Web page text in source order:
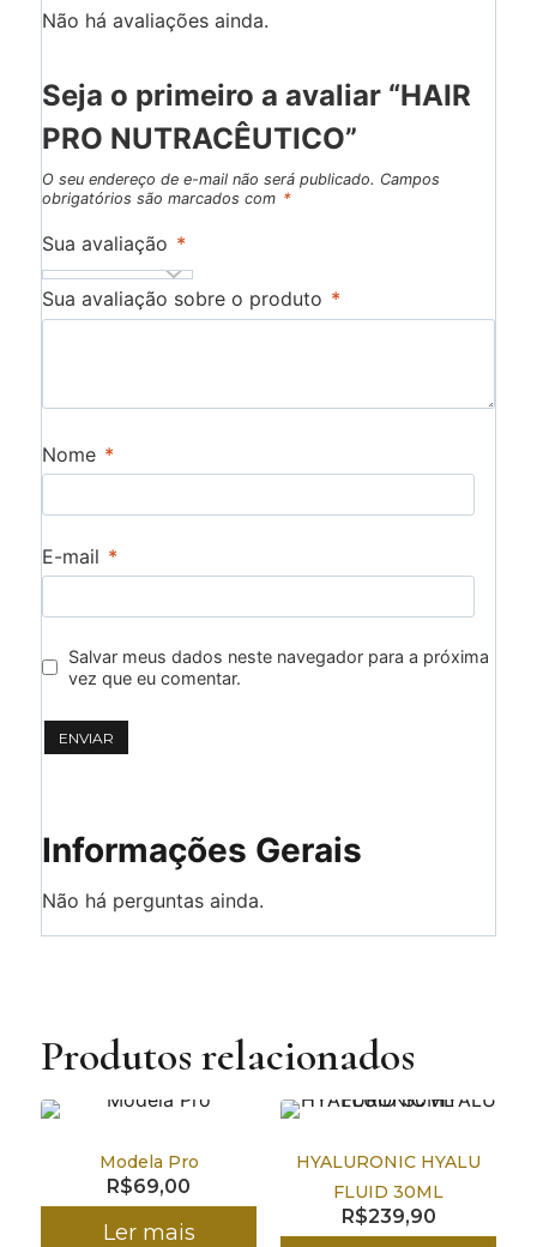
Não há avaliações ainda.
Seja o primeiro a avaliar “HAIR
PRO NUTRACÊUTICO”
O seu endereço de e-mail não será publicado. Campos
obrigatórios são marcados com *
Sua avaliação *
Sua avaliação sobre o produto *
Nome *
E-mail *
Salvar meus dados neste navegador para a próxima
vez que eu comentar.
Informações Gerais
Não há perguntas ainda.
Produtos relacionados
Modela Pro
R$69,00
Ler mais
HYALURONIC HYALU
FLUID 30ML
R$239,90